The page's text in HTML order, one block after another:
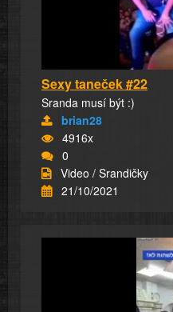
Sexy taneček #22
Sranda musí být :)
brian28
4916x
0
Video / Srandičky
21/10/2021